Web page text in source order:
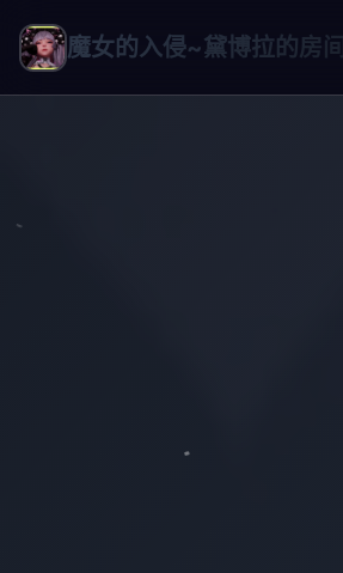
魔女的入侵~黛博拉的房间